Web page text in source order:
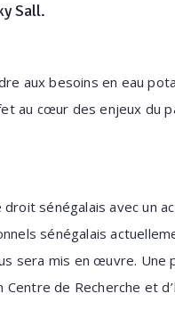
Sall.
aux besoins en eau
au cœur des enjeux du
sénégalais avec un
sénégalais
sera mis en œuvre. Une
Centre de Recherche et